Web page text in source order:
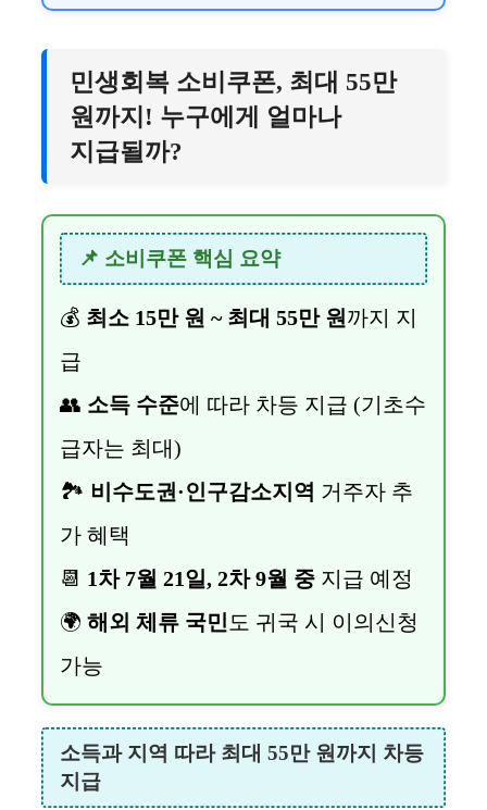
민생회복 소비쿠폰, 최대 55만
원까지! 누구에게 얼마나
지급될까?
📌 소비쿠폰 핵심 요약
💰 최소 15만 원 ~ 최대 55만 원 까지 지
급
👥 소득 수준에 따라 차등 지급 (기초수
급자는 최대)
🏞️ 비수도권·인구감소지역 거주자 추
가 혜택
📆 1차 7월 21일, 2차 9월 중 지급 예정
🌍 해외 체류 국민 도 귀국 시 이의신청
가능
소득과 지역 따라 최대 55만 원까지 차등
지급